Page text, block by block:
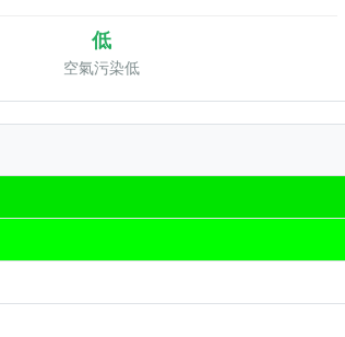
低
空氣污染低